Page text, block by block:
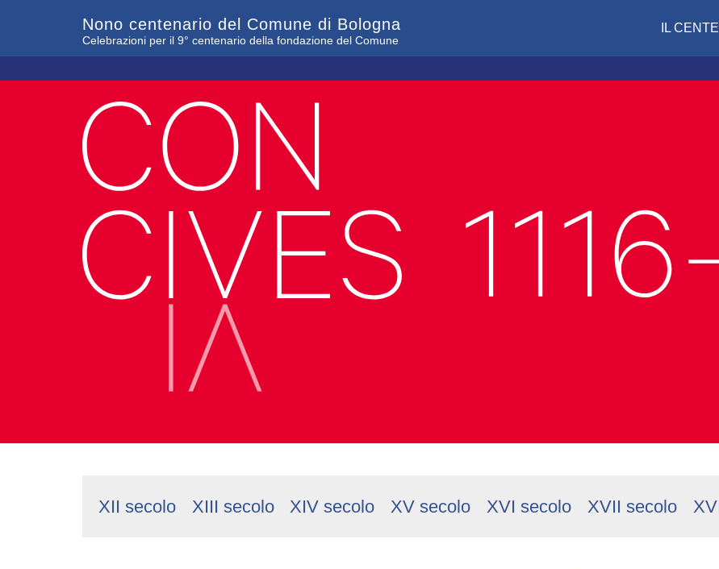
Nono centenario del Comune di Bologna
Celebrazioni per il 9° centenario della fondazione del Comune
IL
XII secolo XIII secolo XIV secolo XV secolo XVI secolo XVII secolo